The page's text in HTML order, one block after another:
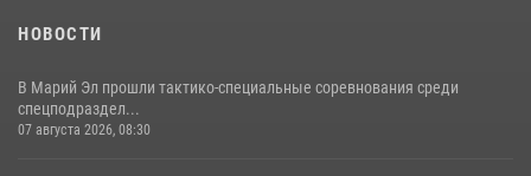
НОВОСТИ
В Марий Эл прошли тактико-специальные соревнования среди
спецподраздел...
07 августа 2026, 08:30